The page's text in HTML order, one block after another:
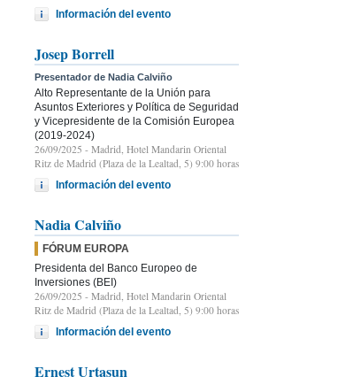
Información del evento
Josep Borrell
Presentador de Nadia Calviño
Alto Representante de la Unión para
Asuntos Exteriores y Política de Seguridad
y Vicepresidente de la Comisión Europea
(2019-2024)
26/09/2025 - Madrid, Hotel Mandarin Oriental
Ritz de Madrid (Plaza de la Lealtad, 5) 9:00 horas
Información del evento
Nadia Calviño
FÓRUM EUROPA
Presidenta del Banco Europeo de
Inversiones (BEI)
26/09/2025 - Madrid, Hotel Mandarin Oriental
Ritz de Madrid (Plaza de la Lealtad, 5) 9:00 horas
Información del evento
Ernest Urtasun